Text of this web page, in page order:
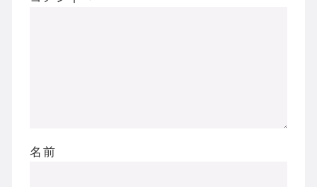
名前